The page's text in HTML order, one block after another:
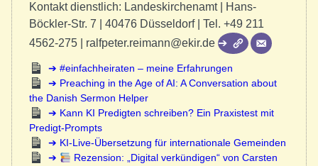
Kontakt dienstlich: Landeskirchenamt | Hans-
Böckler-Str. 7 | 40476 Düsseldorf | Tel. +49 211
4562-275 | ralfpeter.reimann@ekir.de
#einfachheiraten – meine Erfahrungen
Preaching in the Age of AI: A Conversation about
the Danish Sermon Helper
Kann KI Predigten schreiben? Ein Praxistest mit
Predigt-Prompts
KI-Live-Übersetzung für internationale Gemeinden
Rezension: „Digital verkündigen“ von Carsten